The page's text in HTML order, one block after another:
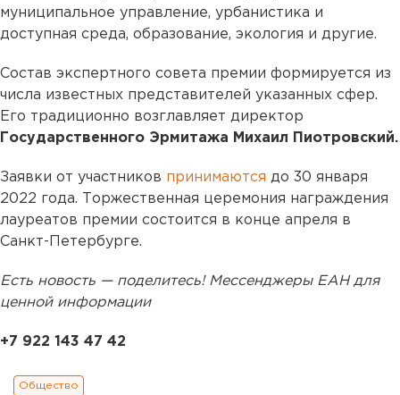
муниципальное управление, урбанистика и
доступная среда, образование, экология и другие.
Состав экспертного совета премии формируется из
числа известных представителей указанных сфер.
Его традиционно возглавляет директор
Государственного Эрмитажа Михаил Пиотровский.
Заявки от участников принимаются до 30 января
2022 года. Торжественная церемония награждения
лауреатов премии состоится в конце апреля в
Санкт-Петербурге.
Есть новость — поделитесь! Мессенджеры ЕАН для
ценной информации
+7 922 143 47 42
Общество